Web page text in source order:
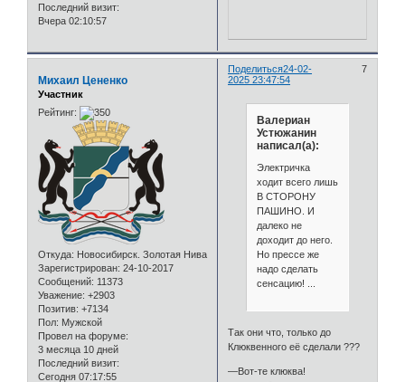
Последний визит:
Вчера 02:10:57
Поделиться 7
24-02-
2025 23:47:54
Михаил Цененко
Участник
Рейтинг:
Откуда: Новосибирск. Золотая Нива
Зарегистрирован: 24-10-2017
Сообщений: 11373
Уважение: +2903
Позитив: +7134
Пол: Мужской
Провел на форуме:
3 месяца 10 дней
Последний визит:
Сегодня 07:17:55
Валериан
Устюжанин
написал(а):
Электричка
ходит всего лишь
В СТОРОНУ
ПАШИНО. И
далеко не
доходит до него.
Но прессе же
надо сделать
сенсацию! ...
Так они что, только до
Клюквенного её сделали ???
—Вот-те клюква!